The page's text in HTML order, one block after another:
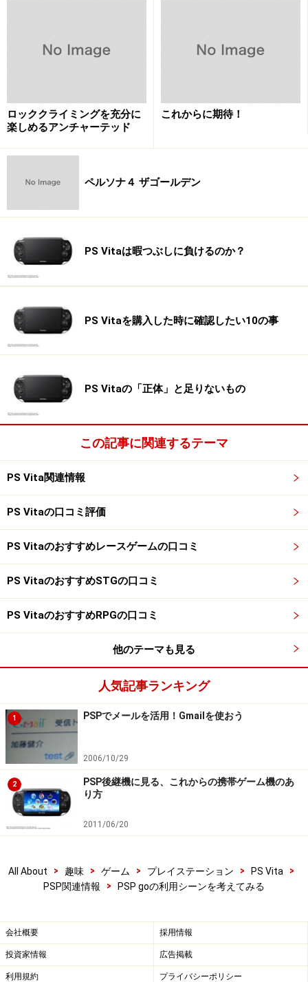
ロッククライミングを充分に
楽しめるアンチャーテッド
これからに期待！
ペルソナ４ ザゴールデン
PS Vitaは暇つぶしに負けるのか？
PS Vitaを購入した時に確認したい10の事
PS Vitaの「正体」と足りないもの
この記事に関連するテーマ
PS Vita関連情報
PS Vitaの口コミ評価
PS Vitaのおすすめレースゲームの口コミ
PS VitaのおすすめSTGの口コミ
PS VitaのおすすめRPGの口コミ
他のテーマも見る
人気記事ランキング
1 PSPでメールを活用！Gmailを使おう
2006/10/29
2
PSP後継機に見る、これからの携帯ゲーム機のあ
り方
2011/06/20
All About > 趣味 > ゲーム > プレイステーション > PS Vita
>
PSP関連情報
> PSP goの利用シーンを考えてみる
会社概要 採用情報
投資家情報 広告掲載
利用規約 プライバシーポリシー